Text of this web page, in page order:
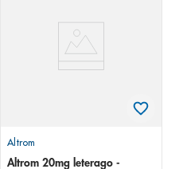
Altrom
Altrom 20mg leterago -